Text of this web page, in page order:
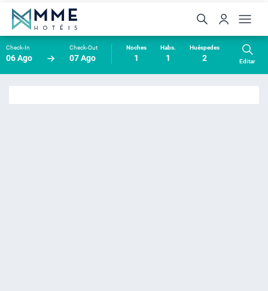
Check-In
06 Ago
Check-Out
07 Ago
Noches
1
Habs.
1
Huéspedes
2 Editar